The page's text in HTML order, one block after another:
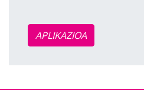
APLIKAZIOA